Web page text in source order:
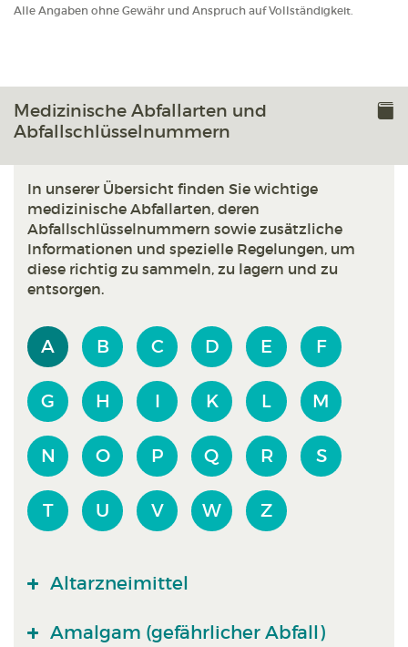
Alle Angaben ohne Gewähr und Anspruch auf Vollständigkeit.
Medizinische Abfallarten und
Abfallschlüsselnummern
In unserer Übersicht finden Sie wichtige
medizinische Abfallarten, deren
Abfallschlüsselnummern sowie zusätzliche
Informationen und spezielle Regelungen, um
diese richtig zu sammeln, zu lagern und zu
entsorgen.
A B C D E F
G H I K L M
N O P Q R S
T U V W Z
Altarzneimittel
Amalgam (gefährlicher Abfall)